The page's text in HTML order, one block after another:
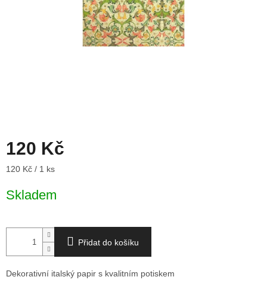
120 Kč
Měrná
120 Kč / 1 ks
Skladem
Přidat do košíku
Dekorativní italský papir s kvalitním potiskem